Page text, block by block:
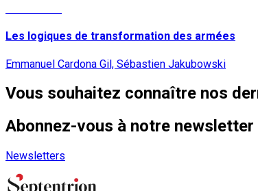
Les logiques de transformation des armées
Emmanuel Cardona Gil, Sébastien Jakubowski
Vous souhaitez connaître nos
Abonnez-vous à notre newsletter
Newsletters